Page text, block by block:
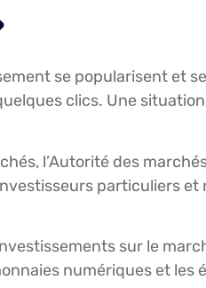
se popularisent et
clics. Une
l’Autorité des
particuliers
sur le
numériques et les